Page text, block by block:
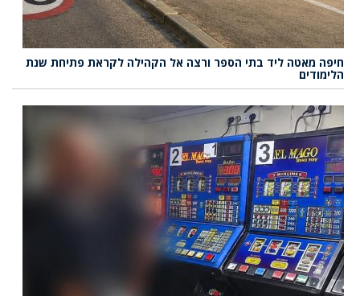
חיפה מאטה ליד בתי הספר ורצה אל הקהילה לקראת פתיחת שנת
הלימודים